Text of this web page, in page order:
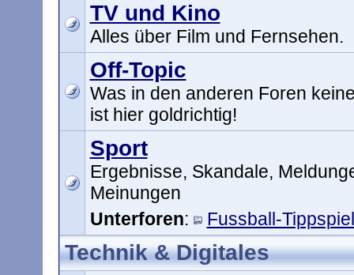
TV und Kino
Alles über Film und Fernsehen.
Off-Topic
Was in den anderen Foren
ist hier goldrichtig!
Sport
Ergebnisse, Skandale,
Meinungen
Unterforen: Fussball-Tippspiel
Technik & Digitales